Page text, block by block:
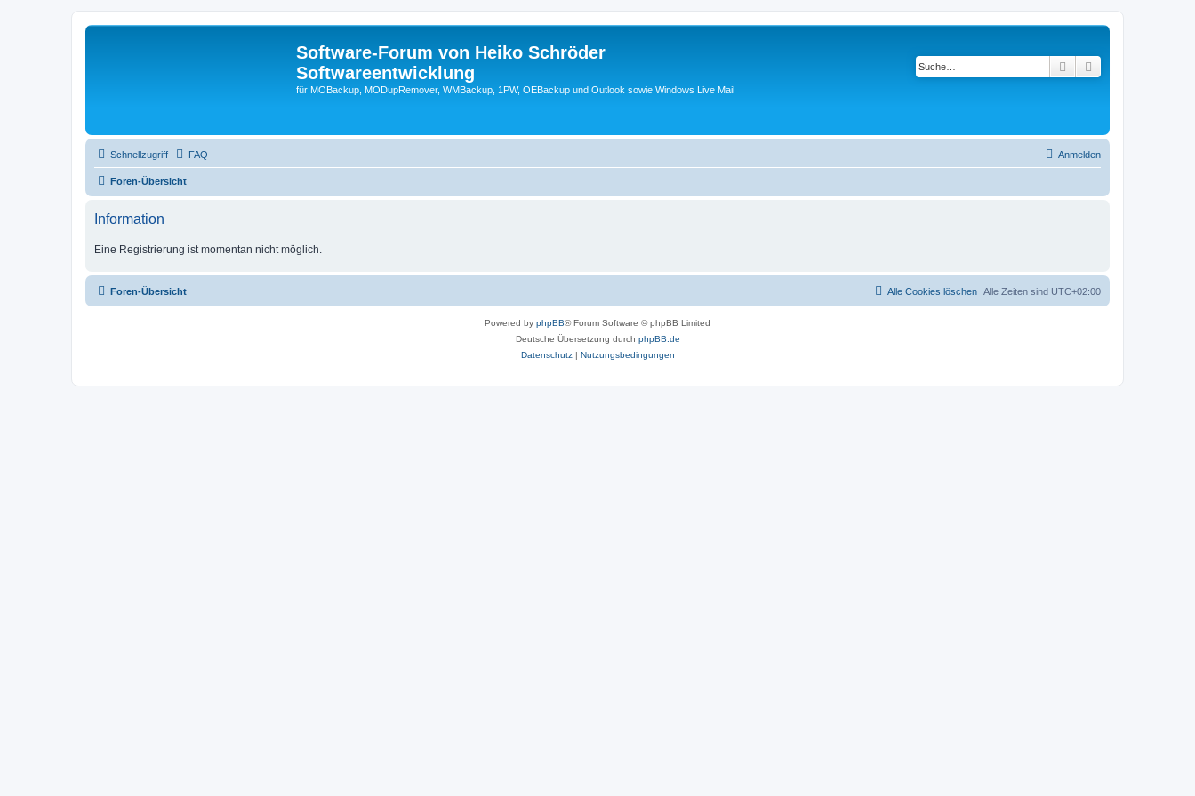
Software-Forum von Heiko Schröder
Softwareentwicklung
für MOBackup, MODupRemover, WMBackup, 1PW, OEBackup und Outlook sowie Windows Live Mail
Suche
Schnellzugriff FAQ Anmelden
Foren-Übersicht
Information
Eine Registrierung ist momentan nicht möglich.
Foren-Übersicht Alle Zeiten sind UTC+02:00
Alle Cookies löschen
Powered by phpBB® Forum Software © phpBB Limited
Deutsche Übersetzung durch phpBB.de
Datenschutz| Nutzungsbedingungen